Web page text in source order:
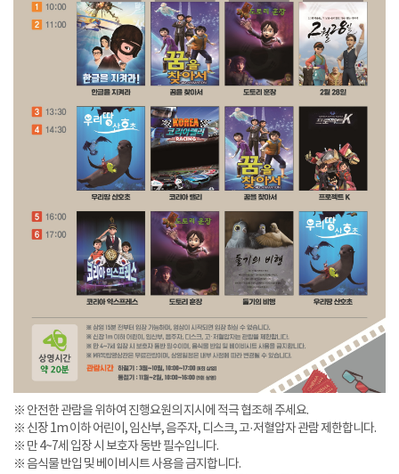
※ 안전한 관람을 위하여 진행요원의 지시에 적극 협조해 주세요.
※ 신장 1m 이하 어린이, 임산부, 음주자, 디스크, 고·저혈압자 관람 제한합니다.
※ 만 4~7세 입장 시 보호자 동반 필수입니다.
※ 음식물 반입 및 베이비시트 사용을 금지합니다.